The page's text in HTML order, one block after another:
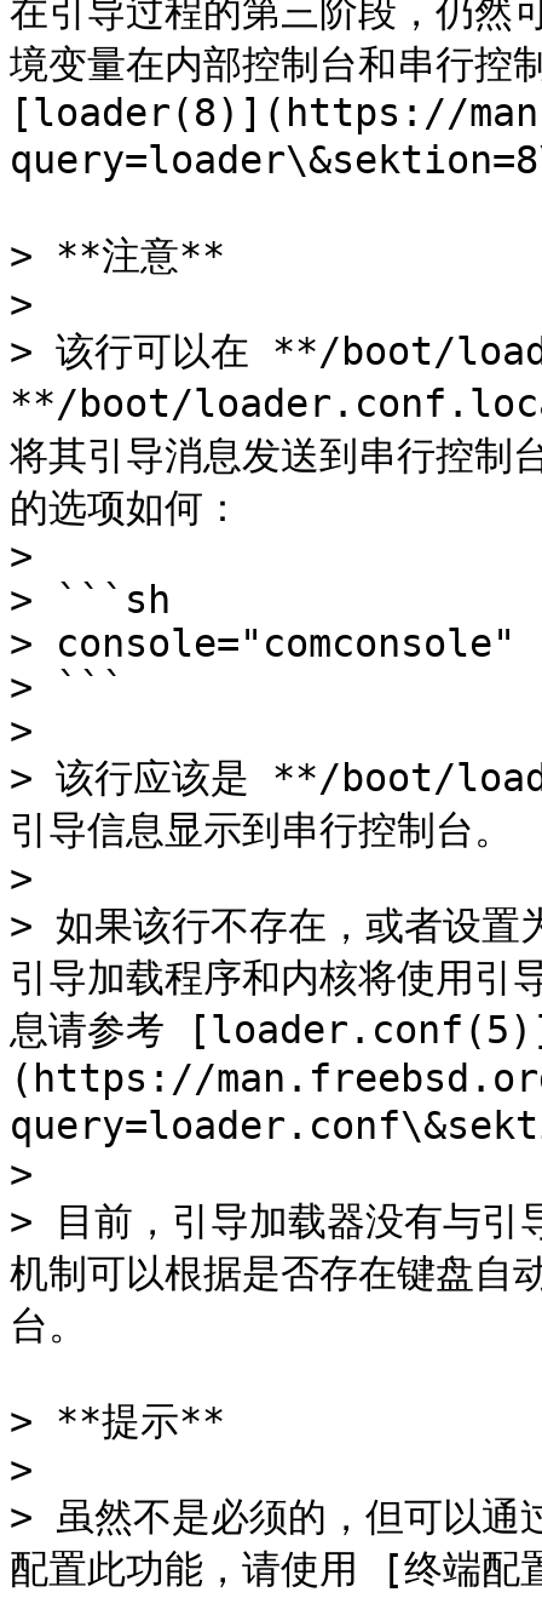
在引导过程的第三阶段，仍然
境变量在内部控制台和串行控
[loader(8)](https://
> **注意**
>
> 该行可以在 **/boot/
**/boot/
将其引导消息发送到串行
的选项如何：
>
> ```sh
> console="comconsole"
> ```
>
> 该行应该是 **/boot/
引导信息显示到串行控制台。
>
> 如果该行不存在，或者
引导加载程序和内核将使用
息请参考
(https://
>
> 目前，引导加载器没有与
机制可以根据是否存在键盘自
台。
> **提示**
>
> 虽然不是必须的，但可以
配置此功能，请使用 [终